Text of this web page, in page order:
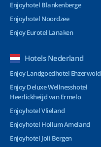
Enjoyhotel Blankenberge
Enjoyhotel Noordzee
Enjoy Eurotel Lanaken
Hotels Nederland
Enjoy Landgoedhotel Ehzerwold
Enjoy Deluxe Wellnesshotel
Heerlickheijd van Ermelo
Enjoyhotel Vlieland
Enjoyhotel Hollum Ameland
Enjoyhotel Joli Bergen